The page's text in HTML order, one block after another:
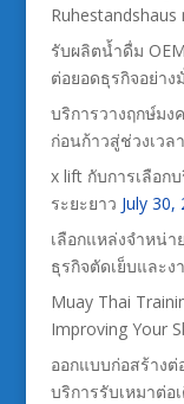
Ruhestandshaus
รับผลิตน้ำดื่ม
ต่อยอดธุรกิจอย่าง
บริการวางฤกษ์มง
ก่อนก้าวสู่ช่วงเว
x lift กับการเลือก
ระยะยาว July 30,
เลือกแหล่งจำหน่
ธุรกิจตัดเย็บและ
Muay Thai
Improving Your
ออกแบบก่อสร้าง
บริการรับเหมาต่อ